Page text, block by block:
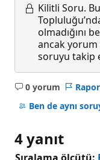
Kilitli Soru.
olmadığını
ancak yorum
soruyu takip
0 yorum
Açıklama
yok
Rapor
Ben de aynı
4 yanıt
Sıralama ölçütü: